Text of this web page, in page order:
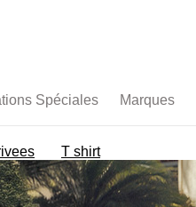
Spéciales Marques
T shirt